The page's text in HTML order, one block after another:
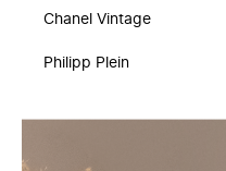
Chanel Vintage
Philipp Plein